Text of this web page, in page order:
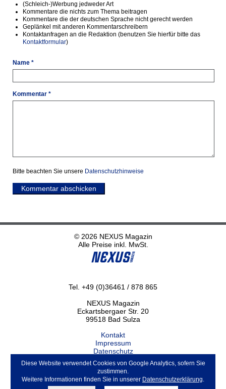
(Schleich-)Werbung jedweder Art
Kommentare die nichts zum Thema beitragen
Kommentare die der deutschen Sprache nicht gerecht werden
Geplänkel mit anderen Kommentarschreibern
Kontaktanfragen an die Redaktion (benutzen Sie hierfür bitte das
Kontaktformular)
Name *
Kommentar *
Bitte beachten Sie unsere Datenschutzhinweise
Kommentar abschicken
© 2026 NEXUS Magazin
Alle Preise inkl. MwSt.
Tel. +49 (0)36461 / 878 865
NEXUS Magazin
Eckartsbergaer Str. 20
99518 Bad Sulza
Kontakt
Impressum
Datenschutz
Haftungsausschluss
ABO kündigen
Diese Website verwendet Cookies von Google Analytics, sofern Sie
zustimmen.
Weitere Informationen finden Sie in unserer Datenschutzerklärung.